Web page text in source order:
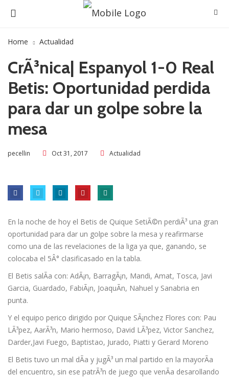
Home Actualidad
CrÃ³nica| Espanyol 1-0 Real
Betis: Oportunidad perdida
para dar un golpe sobre la
mesa
pecellin Oct 31, 2017 Actualidad
En la noche de hoy el Betis de Quique SetiÃ©n perdiÃ³ una gran
oportunidad para dar un golpe sobre la mesa y reafirmarse
como una de las revelaciones de la liga ya que, ganando, se
colocaba el 5Â° clasificasado en la tabla.
El Betis salÃ­a con: AdÃ¡n, BarragÃ¡n, Mandi, Amat, Tosca, Javi
Garcia, Guardado, FabiÃ¡n, JoaquÃ­n, Nahuel y Sanabria en
punta.
Y el equipo perico dirigido por Quique SÃ¡nchez Flores con: Pau
LÃ³pez, AarÃ³n, Mario hermoso, David LÃ³pez, Victor Sanchez,
Darder,Javi Fuego, Baptistao, Jurado, Piatti y Gerard Moreno
El Betis tuvo un mal dÃ­a y jugÃ³ un mal partido en la mayorÃ­a
del encuentro, sin ese patrÃ³n de juego que venÃ­a desarollando